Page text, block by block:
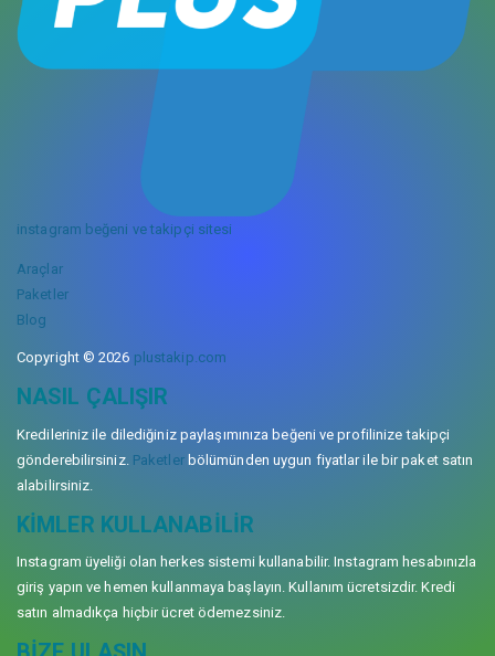
instagram beğeni ve takipçi sitesi
Araçlar
Paketler
Blog
Copyright © 2026 plustakip.com
NASIL ÇALIŞIR
Kredileriniz ile dilediğiniz paylaşımınıza beğeni ve profilinize takipçi
gönderebilirsiniz. Paketlerbölümünden uygun fiyatlar ile bir paket satın
alabilirsiniz.
KIMLER KULLANABILIR
Instagram üyeliği olan herkes sistemi kullanabilir. Instagram hesabınızla
giriş yapın ve hemen kullanmaya başlayın. Kullanım ücretsizdir. Kredi
satın almadıkça hiçbir ücret ödemezsiniz.